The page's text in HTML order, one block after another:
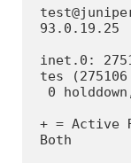
93.0.19.25
inet.0:
tes
+ = Active
Both